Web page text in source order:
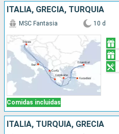
ITALIA, GRECIA, TURQUÍA
Comidas incluidas
MSC Fantasia 10 d
ITALIA, TURQUÍA, GRECIA